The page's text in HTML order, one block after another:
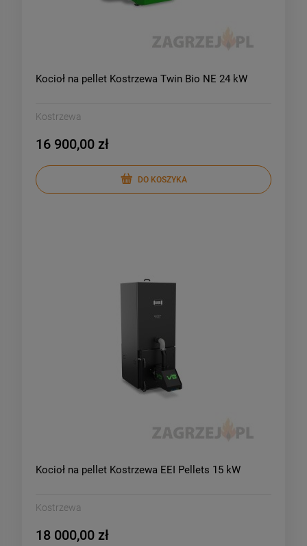
Kocioł na pellet Kostrzewa Twin Bio NE 24 kW
Kostrzewa
16 900,00 zł
DO KOSZYKA
Kocioł na pellet Kostrzewa EEI Pellets 15 kW
Kostrzewa
18 000,00 zł